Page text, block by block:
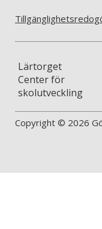
Lärtorget
Center för
skolutveckling
Copyright © 2026